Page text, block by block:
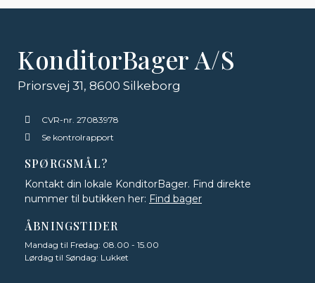
KonditorBager A/S
Priorsvej 31, 8600 Silkeborg
CVR-nr. 27083978
Se kontrolrapport
SPØRGSMÅL?
Kontakt din lokale KonditorBager. Find direkte
nummer til butikken her: Find bager
ÅBNINGSTIDER
Mandag til Fredag: 08.00 - 15.00
Lørdag til Søndag: Lukket